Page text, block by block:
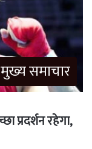
मुख्य समाचार
प्रदर्शन रहेगा,